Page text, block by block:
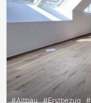
#Altbau #Erstbezug #